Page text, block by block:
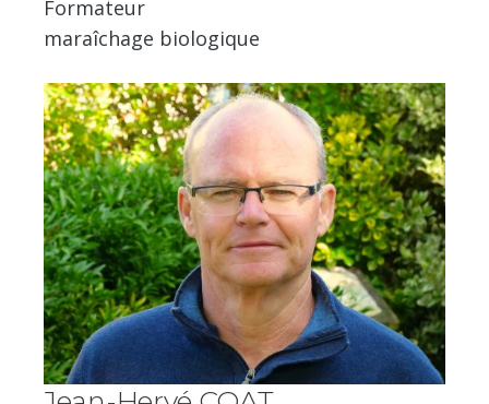
Formateur
maraîchage biologique